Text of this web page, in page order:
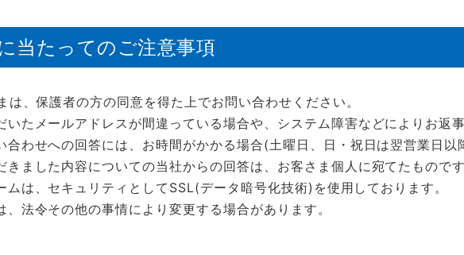
当たってのご注意事項
は、保護者の方の同意を得た上でお問い合わせください。
いたメールアドレスが間違っている場合や、システム障害などによりお返
合わせへの回答には、お時間がかかる場合(土曜日、日・祝日は翌営業日
きました内容についての当社からの回答は、お客さま個人に宛てたもの
ムは、セキュリティとしてSSL(データ暗号化技術)を使用しております。
、法令その他の事情により変更する場合があります。